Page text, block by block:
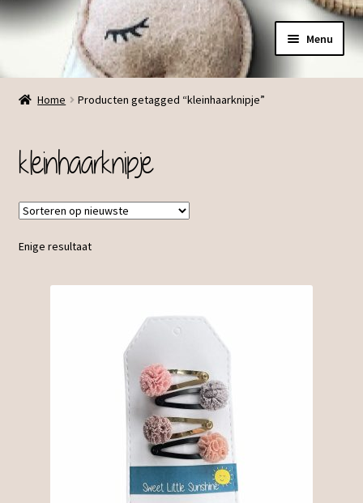
Ga
navigatie
Ga
de
inhoud
Menu
Menu
Home Producten getagged “kleinhaarknipje”
kleinhaarknipje
Enige resultaat